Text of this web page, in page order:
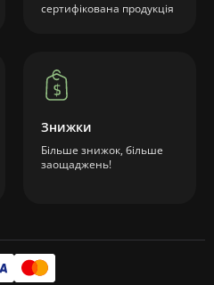
сертифікована продукція
Знижки
Більше знижок, більше
заощаджень!